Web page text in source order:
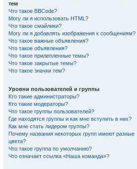
тем
Что такое BBCode?
Могу ли я использовать HTML?
Что такое смайлики?
Могу ли я добавлять изображения к сообщениям?
Что такое важные объявления?
Что такое объявления?
Что такое прилепленные темы?
Что такое закрытые темы?
Что такое значки тем?
Уровни пользователей и группы
Кто такие администраторы?
Кто такие модераторы?
Что такое группы пользователей?
Где находятся группы и как мне вступить в них?
Как мне стать лидером группы?
Почему названия некоторых групп имеют разные
цвета?
Что такое группа по умолчанию?
Что означает ссылка «Наша команда»?